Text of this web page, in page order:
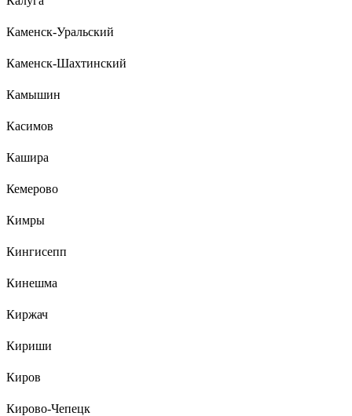
Каменск-Уральский
Каменск-Шахтинский
Камышин
Касимов
Кашира
Кемерово
Кимры
Кингисепп
Кинешма
Киржач
Кириши
Киров
Кирово-Чепецк